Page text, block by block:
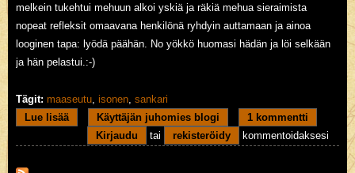
melkein tukehtui mehuun alkoi yskiä ja räkiä mehua sieraimista
nopeat refleksit omaavana henkilönä ryhdyin auttamaan ja ainoa
looginen tapa: lyödä päähän. No yökkö huomasi hädän ja löi selkään
ja hän pelastui.:-)
Tägit: maaseutu, isonen, sankari
Lue lisääabout maaseudulla asuvan isosen viikkosekoilut
leiripäivä 5
Käyttäjän juhomies blogi
1 kommentti
Kirjaudu
tai rekisteröidy kommentoidaksesi